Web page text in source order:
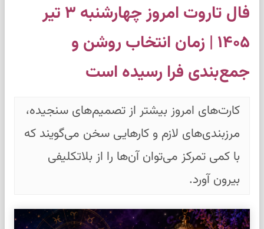
فال تاروت امروز چهارشنبه ۳ تیر
۱۴۰۵ | زمان انتخاب روشن و
جمع‌بندی فرا رسیده است
کارت‌های امروز بیشتر از تصمیم‌های سنجیده،
مرزبندی‌های لازم و کارهایی سخن می‌گویند که
با کمی تمرکز می‌توان آن‌ها را از بلاتکلیفی
بیرون آورد.